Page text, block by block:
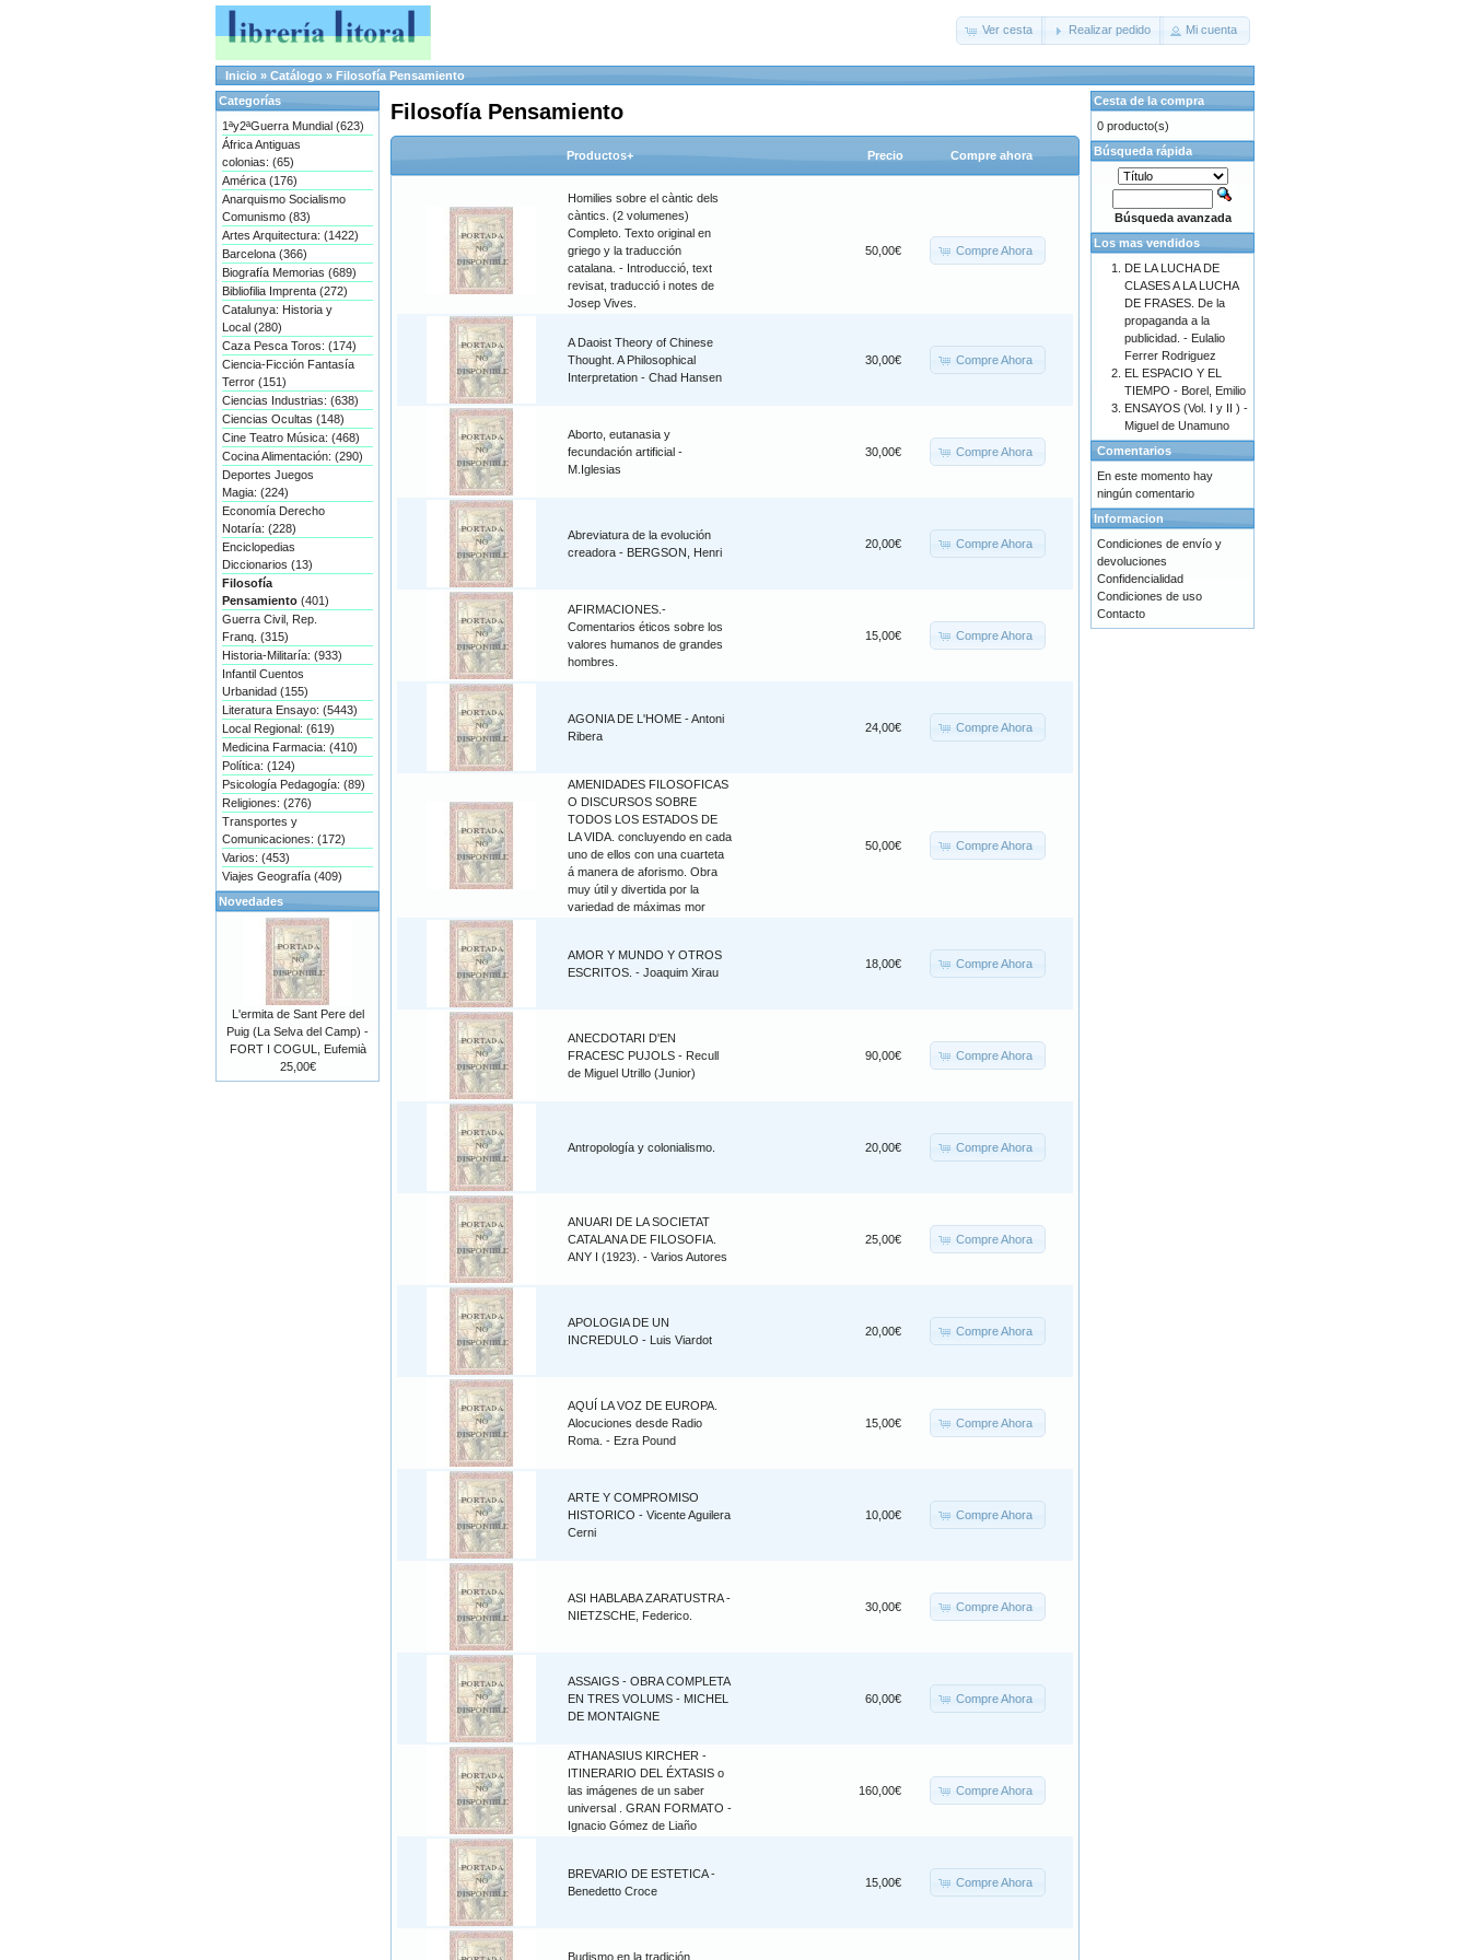
Ver cesta Realizar pedido Mi cuenta
Inicio » Catálogo » Filosofía Pensamiento
Filosofía Pensamiento
Productos+ Precio Compre ahora
Homilies sobre el càntic dels
càntics. (2 volumenes)
Completo. Texto original en
griego y la traducción
catalana. - Introducció, text
revisat, traducció i notes de
Josep Vives.
50,00€ Compre Ahora
A Daoist Theory of Chinese
Thought. A Philosophical
Interpretation - Chad Hansen
30,00€ Compre Ahora
Aborto, eutanasia y
fecundación artificial -
M.Iglesias
30,00€ Compre Ahora
Abreviatura de la evolución
creadora - BERGSON, Henri
20,00€ Compre Ahora
AFIRMACIONES.-
Comentarios éticos sobre los
valores humanos de grandes
hombres.
15,00€ Compre Ahora
AGONIA DE L'HOME - Antoni
Ribera
24,00€ Compre Ahora
AMENIDADES FILOSOFICAS
O DISCURSOS SOBRE
TODOS LOS ESTADOS DE
LA VIDA. concluyendo en cada
uno de ellos con una cuarteta
á manera de aforismo. Obra
muy útil y divertida por la
variedad de máximas mor
50,00€ Compre Ahora
AMOR Y MUNDO Y OTROS
ESCRITOS. - Joaquim Xirau
18,00€ Compre Ahora
ANECDOTARI D'EN
FRACESC PUJOLS - Recull
de Miguel Utrillo (Junior)
90,00€ Compre Ahora
Antropología y colonialismo. 20,00€ Compre Ahora
ANUARI DE LA SOCIETAT
CATALANA DE FILOSOFIA.
ANY I (1923). - Varios Autores
25,00€ Compre Ahora
APOLOGIA DE UN
INCREDULO - Luis Viardot
20,00€ Compre Ahora
AQUÍ LA VOZ DE EUROPA.
Alocuciones desde Radio
Roma. - Ezra Pound
15,00€ Compre Ahora
ARTE Y COMPROMISO
HISTORICO - Vicente Aguilera
Cerni
10,00€ Compre Ahora
ASI HABLABA ZARATUSTRA -
NIETZSCHE, Federico.
30,00€ Compre Ahora
ASSAIGS - OBRA COMPLETA
EN TRES VOLUMS - MICHEL
DE MONTAIGNE
60,00€ Compre Ahora
ATHANASIUS KIRCHER -
ITINERARIO DEL ÉXTASIS o
las imágenes de un saber
universal . GRAN FORMATO -
Ignacio Gómez de Liaño
160,00€ Compre Ahora
BREVARIO DE ESTETICA -
Benedetto Croce
15,00€ Compre Ahora
Budismo en la tradición
Categorías
1ªy2ªGuerra Mundial (623)
África Antiguas
colonias: (65)
América (176)
Anarquismo Socialismo
Comunismo (83)
Artes Arquitectura: (1422)
Barcelona (366)
Biografía Memorias (689)
Bibliofilia Imprenta (272)
Catalunya: Historia y
Local (280)
Caza Pesca Toros: (174)
Ciencia-Ficción Fantasía
Terror (151)
Ciencias Industrias: (638)
Ciencias Ocultas (148)
Cine Teatro Música: (468)
Cocina Alimentación: (290)
Deportes Juegos
Magia: (224)
Economía Derecho
Notaría: (228)
Enciclopedias
Diccionarios (13)
Filosofía
Pensamiento (401)
Guerra Civil, Rep.
Franq. (315)
Historia-Militaría: (933)
Infantil Cuentos
Urbanidad (155)
Literatura Ensayo: (5443)
Local Regional: (619)
Medicina Farmacia: (410)
Política: (124)
Psicología Pedagogía: (89)
Religiones: (276)
Transportes y
Comunicaciones: (172)
Varios: (453)
Viajes Geografía (409)
Novedades
L'ermita de Sant Pere del
Puig (La Selva del Camp) -
FORT I COGUL, Eufemià
25,00€
Cesta de la compra
0 producto(s)
Búsqueda rápida
Búsqueda avanzada
Los mas vendidos
DE LA LUCHA DE
CLASES A LA LUCHA
DE FRASES. De la
propaganda a la
publicidad. - Eulalio
Ferrer Rodriguez
EL ESPACIO Y EL
TIEMPO - Borel, Emilio
ENSAYOS (Vol. I y II ) -
Miguel de Unamuno
Comentarios
En este momento hay
ningún comentario
Informacion
Condiciones de envío y
devoluciones
Confidencialidad
Condiciones de uso
Contacto